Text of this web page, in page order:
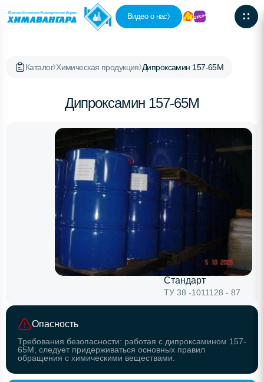
Видео о нас
Каталог Химическая продукция Дипроксамин 157-65М
Дипроксамин 157-65М
Стандарт
ТУ 38 -1011128 - 87
Опасность
Требования безопасности: работая с дипроксамином 157-
65М, следует придерживаться основных правил
обращения с химическими веществами.